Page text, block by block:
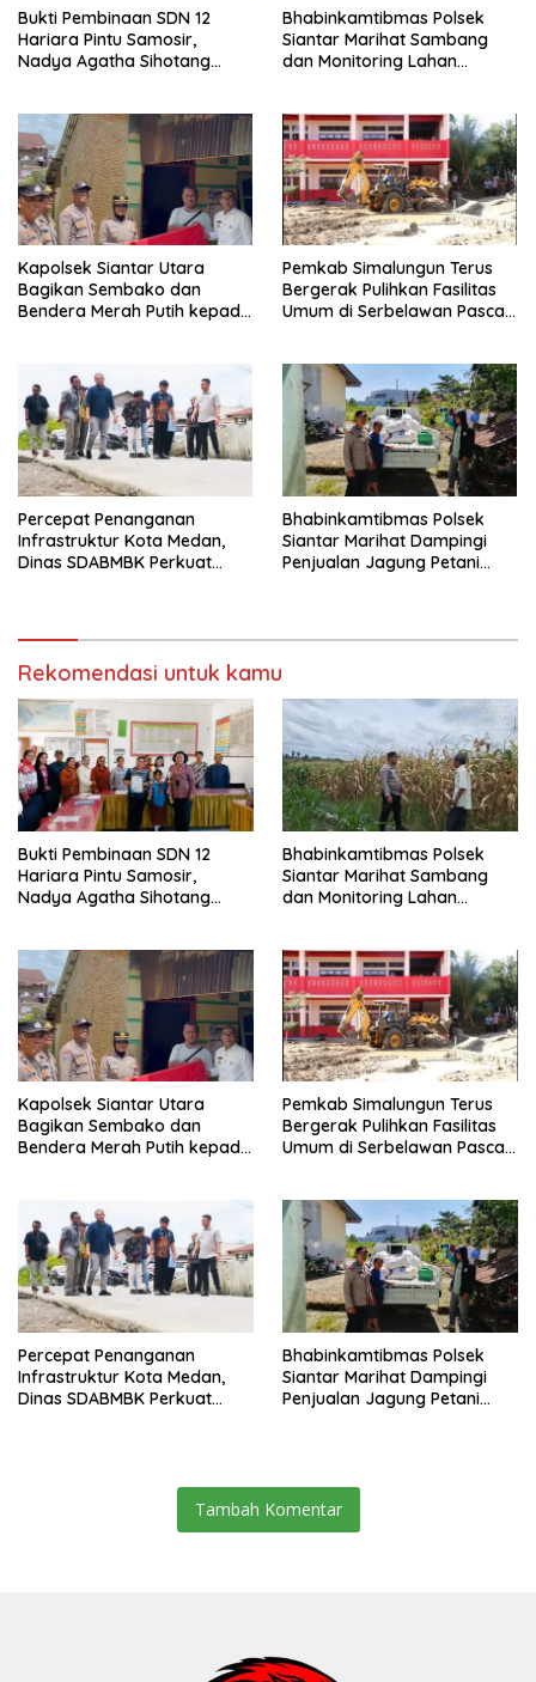
Bukti Pembinaan SDN 12
Hariara Pintu Samosir,
Nadya Agatha Sihotang
Bhabinkamtibmas Polsek
Siantar Marihat Sambang
dan Monitoring Lahan
Kapolsek Siantar Utara
Bagikan Sembako dan
Bendera Merah Putih kepada
Pemkab Simalungun Terus
Bergerak Pulihkan Fasilitas
Umum di Serbelawan Pasca
Percepat Penanganan
Infrastruktur Kota Medan,
Dinas SDABMBK Perkuat
Bhabinkamtibmas Polsek
Siantar Marihat Dampingi
Penjualan Jagung Petani
Rekomendasi untuk kamu
Bukti Pembinaan SDN 12
Hariara Pintu Samosir,
Nadya Agatha Sihotang
Bhabinkamtibmas Polsek
Siantar Marihat Sambang
dan Monitoring Lahan
Kapolsek Siantar Utara
Bagikan Sembako dan
Bendera Merah Putih kepada
Pemkab Simalungun Terus
Bergerak Pulihkan Fasilitas
Umum di Serbelawan Pasca
Percepat Penanganan
Infrastruktur Kota Medan,
Dinas SDABMBK Perkuat
Bhabinkamtibmas Polsek
Siantar Marihat Dampingi
Penjualan Jagung Petani
Tambah Komentar